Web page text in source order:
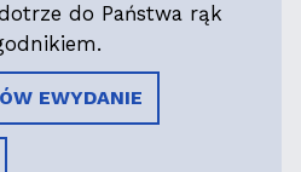
do Państwa rąk
EWYDANIE